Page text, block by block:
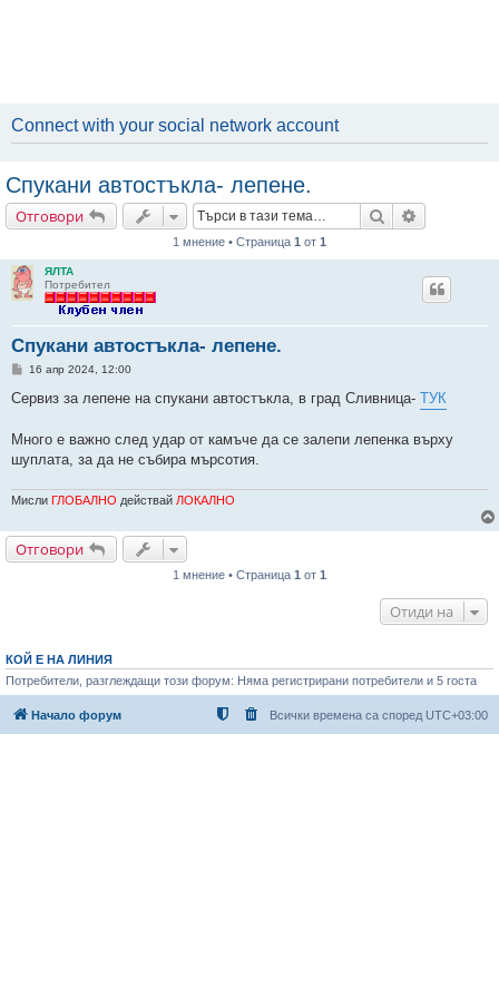
Connect with your social network account
Спукани автостъкла- лепене.
Отговори Търсене
1 мнение • Страница 1 от 1
ЯЛТА
Потребител
Спукани автостъкла- лепене.
М
е
н
е
16 апр 2024, 12:00
Сервиз за лепене на спукани автостъкла, в град Сливница- ТУК
Много е важно след удар от камъче да се залепи лепенка върху
шуплата, за да не събира мърсотия.
Мисли ГЛОБАЛНО действай ЛОКАЛНО
Отговори
1 мнение • Страница 1 от 1
Отиди на
КОЙ Е НА ЛИНИЯ
Потребители, разглеждащи този форум: Няма регистрирани потребители и 5 госта
Начало форум Всички времена са според UTC+03:00